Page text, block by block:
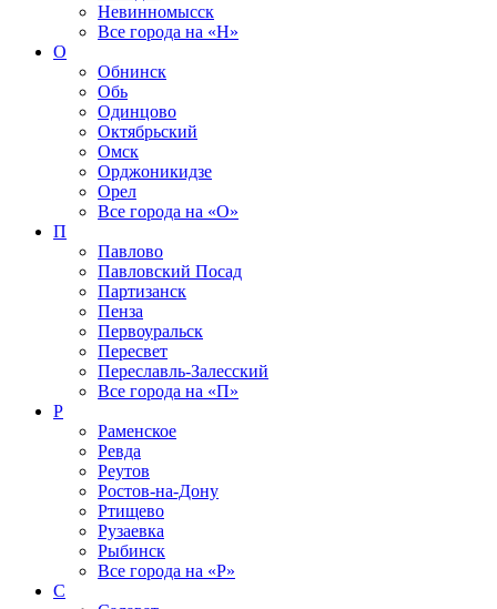
Невинномысск
Все города на «Н»
О
Обнинск
Обь
Одинцово
Октябрьский
Омск
Орджоникидзе
Орел
Все города на «О»
П
Павлово
Павловский Посад
Партизанск
Пенза
Первоуральск
Пересвет
Переславль-Залесский
Все города на «П»
Р
Раменское
Ревда
Реутов
Ростов-на-Дону
Ртищево
Рузаевка
Рыбинск
Все города на «Р»
С